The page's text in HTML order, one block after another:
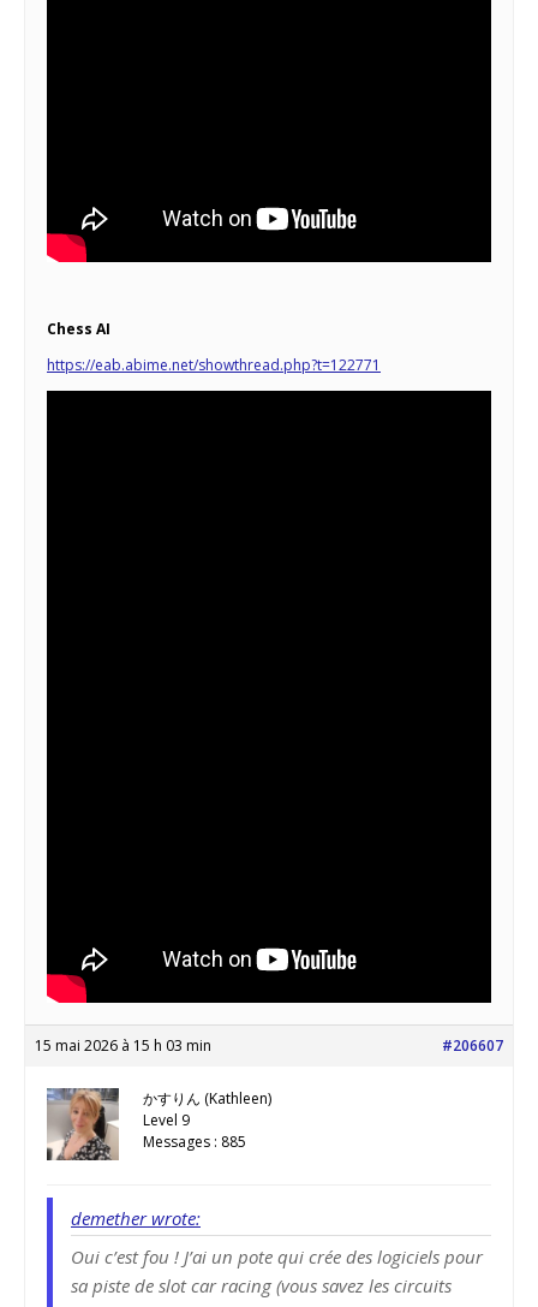
Chess AI
https://eab.abime.net/showthread.php?t=122771
15 mai 2026 à 15 h 03 min #206607
かすりん (Kathleen)
Level 9
Messages : 885
demether wrote:
Oui c’est fou ! J’ai un pote qui crée des logiciels pour
sa piste de slot car racing (vous savez les circuits